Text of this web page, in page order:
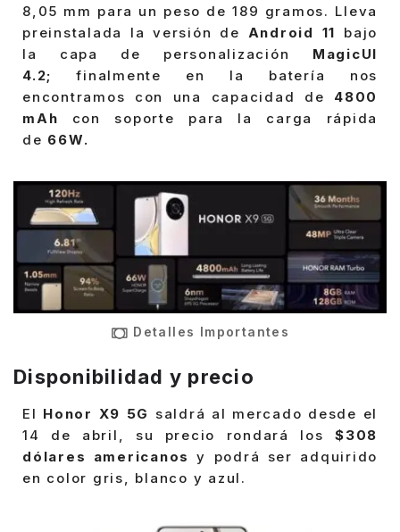
8,05 mm para un peso de 189 gramos. Lleva
preinstalada la versión de Android 11 bajo
la capa de personalización MagicUI
4.2;finalmente en la batería nos
encontramos con una capacidad de 4800
mAh con soporte para la carga rápida
de 66W.
Detalles Importantes
Disponibilidad y precio
El Honor X9 5G saldrá al mercado desde el
14 de abril, su precio rondará los $308
dólares americanosy podrá ser adquirido
en color gris, blanco y azul.